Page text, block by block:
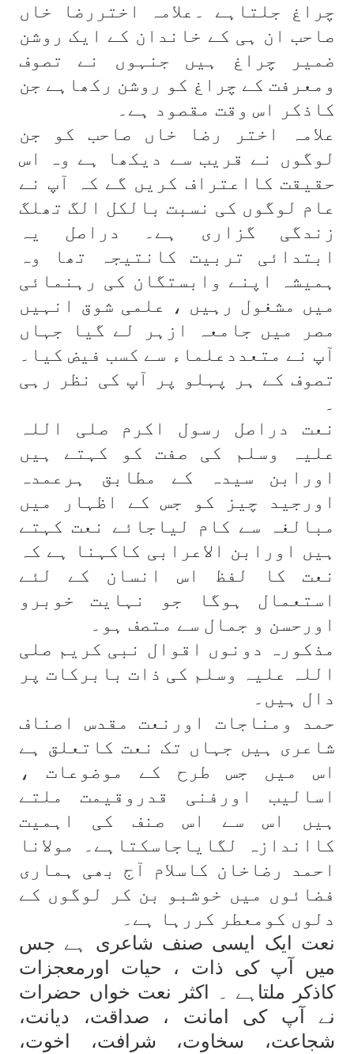
چراغ جلتاہے ۔علامہ اختررضا خاں
صاحب ان ہی کے خاندان کے ایک روشن
ضمیر چراغ ہیں جنہوں نے تصوف
ومعرفت کے چراغ کو روشن رکھاہے جن
کاذکر اس وقت مقصود ہے۔
علامہ اختر رضا خاں صاحب کو جن
لوگوں نے قریب سے دیکھا ہے وہ اس
حقیقت کااعتراف کریں گے کہ آپ نے
عام لوگوں کی نسبت بالکل الگ تھلگ
زندگی گزاری ہے۔ دراصل یہ
ابتدائی تربیت کانتیجہ تھا وہ
ہمیشہ اپنے وابستگان کی رہنمائی
میں مشغول رہیں ، علمی شوق انہیں
مصر میں جامعہ ازہر لے گیا جہاں
آپ نے متعددعلماء سے کسب فیض کیا۔
تصوف کے ہر پہلو پر آپ کی نظر رہی
۔
نعت دراصل رسول اکرم صلی اللہ
علیہ وسلم کی صفت کو کہتے ہیں
اورابن سیدہ کے مطابق ہرعمدہ
اورجید چیز کو جس کے اظہار میں
مبالغہ سے کام لیاجائے نعت کہتے
ہیں اورابن الاعرابی کاکہنا ہے کہ
نعت کا لفظ اس انسان کے لئے
استعمال ہوگا جو نہایت خوبرو
اورحسن و جمال سے متصف ہو۔
مذکورہ دونوں اقوال نبی کریم صلی
اللہ علیہ وسلم کی ذات بابرکات پر
دال ہیں۔
حمد ومناجات اورنعت مقدس اصناف
شاعری ہیں جہاں تک نعت کاتعلق ہے
اس میں جس طرح کے موضوعات ،
اسالیب اورفنی قدروقیمت ملتے
ہیں اس سے اس صنف کی اہمیت
کااندازہ لگایاجاسکتاہے۔ مولانا
احمد رضاخان کاسلام آج بھی ہماری
فضائوں میں خوشبو بن کر لوگوں کے
دلوں کومعطر کررہا ہے۔
نعت ایک ایسی صنف شاعری ہے جس
میں آپ کی ذات ، حیات اورمعجزات
کاذکر ملتاہے ۔ اکثر نعت خواں حضرات
نے آپ کی امانت ، صداقت، دیانت،
شجاعت، سخاوت، شرافت، اخوت،